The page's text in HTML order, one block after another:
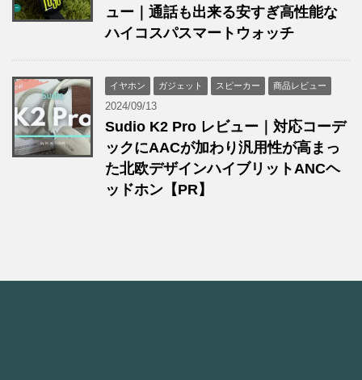
ュー｜通話も出来る安すぎ高性能な
ハイコスパスマートウォッチ
イヤホン ガジェット スピーカー 商品レビュー
2024/09/13
Sudio K2 Pro レビュー｜対応コーデ
ックにAACが加わり汎用性が高まっ
た北欧デザインハイブリットANCヘ
ッドホン【PR】